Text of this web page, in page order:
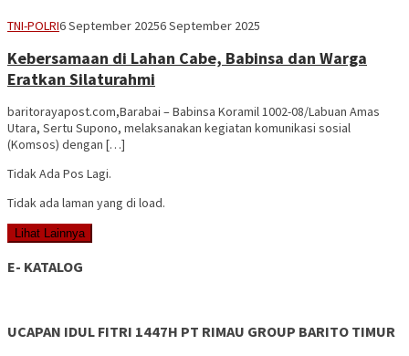
TNI-POLRIVananta
6 September 20256 September 2025
Kebersamaan di Lahan Cabe, Babinsa dan Warga
Eratkan Silaturahmi
baritorayapost.com,Barabai – Babinsa Koramil 1002-08/Labuan Amas
Utara, Sertu Supono, melaksanakan kegiatan komunikasi sosial
(Komsos) dengan […]
Tidak Ada Pos Lagi.
Tidak ada laman yang di load.
Lihat Lainnya
E- KATALOG
UCAPAN IDUL FITRI 1447H PT RIMAU GROUP BARITO TIMUR